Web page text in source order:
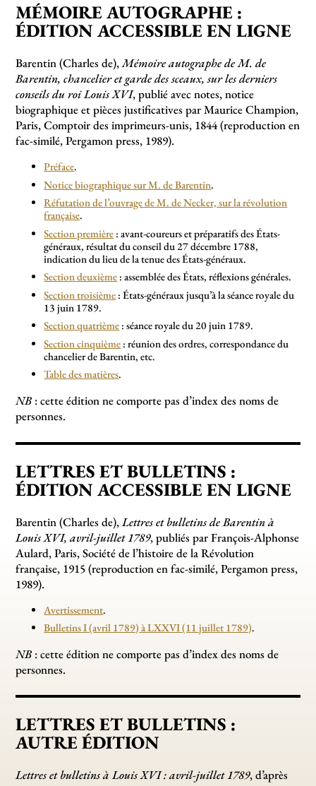
MÉMOIRE AUTOGRAPHE :
ÉDITION ACCESSIBLE EN LIGNE
Barentin (Charles de),Mémoire autographe de M. de
Barentin, chancelier et garde des sceaux, sur les derniers
conseils du roi Louis XVI, publié avec notes, notice
biographique et pièces justificatives par Maurice Champion,
Paris, Comptoir des imprimeurs-unis, 1844 (reproduction en
fac-similé, Pergamon press, 1989).
Préface.
Notice biographique sur M. de Barentin.
Réfutation de l’ouvrage de M. de Necker, sur la révolution
française.
Section première : avant-coureurs et préparatifs des États-
généraux, résultat du conseil du 27 décembre 1788,
indication du lieu de la tenue des États-généraux.
Section deuxième : assemblée des États, réflexions générales.
Section troisième : États-généraux jusqu’à la séance royale du
13 juin 1789.
Section quatrième : séance royale du 20 juin 1789.
Section cinquième : réunion des ordres, correspondance du
chancelier de Barentin, etc.
Table des matières.
NB : cette édition ne comporte pas d’index des noms de
personnes.
LETTRES ET BULLETINS :
ÉDITION ACCESSIBLE EN LIGNE
Barentin (Charles de),Lettres et bulletins de Barentin à
Louis XVI, avril-juillet 1789, publiés par François-Alphonse
Aulard, Paris, Société de l’histoire de la Révolution
française, 1915 (reproduction en fac-similé, Pergamon press,
1989).
Avertissement.
Bulletins I (avril 1789) à LXXVI (11 juillet 1789).
NB : cette édition ne comporte pas d’index des noms de
personnes.
LETTRES ET BULLETINS :
AUTRE ÉDITION
Lettres et bulletins à Louis XVI : avril-juillet 1789, d’après